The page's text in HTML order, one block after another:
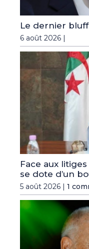
Le dernier bluff
6 août 2026 |
Face aux
se dote d’un
5 août 2026 | 1